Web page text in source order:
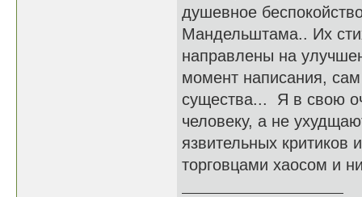
душевное
Мандельштама.. Их
направлены на
момент написания,
существа... Я в свою
человеку, а не
язвительных
торговцами хаосом и